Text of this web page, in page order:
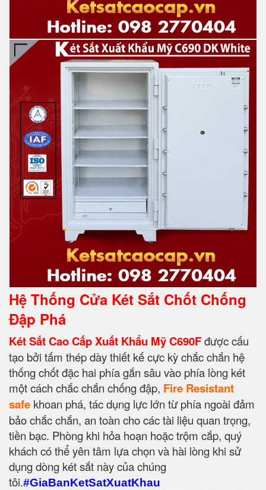
Hệ Thống Cửa Két Sắt Chốt Chống
Đập Phá
Két Sắt Cao Cấp Xuất Khẩu Mỹ C690Fđược cấu
tạo bởi tấm thép dày thiết kế cực kỳ chắc chắn hệ
thống chốt đặc hai phía gắn sâu vào phía lòng két
một cách chắc chắn chống đập, Fire Resistant
safe khoan phá, tác dụng lực lớn từ phía ngoài đảm
bảo chắc chắn, an toàn cho các tài liệu quan trọng,
tiền bạc. Phòng khi hỏa hoạn hoặc trộm cắp, quý
khách có thể yên tâm lựa chọn và hài lòng khi sử
dụng dòng két sắt này của chúng
tôi.#GiaBanKetSatXuatKhau